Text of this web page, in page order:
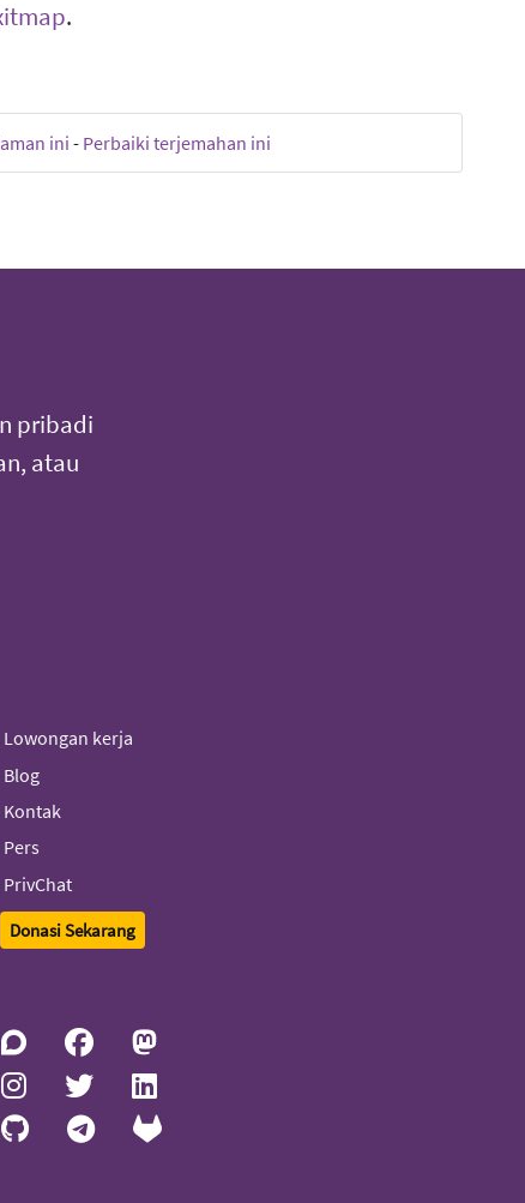
.
ini - Perbaiki terjemahan ini
pribadi
atau
Lowongan kerja
Blog
Kontak
Pers
PrivChat
Donasi Sekarang